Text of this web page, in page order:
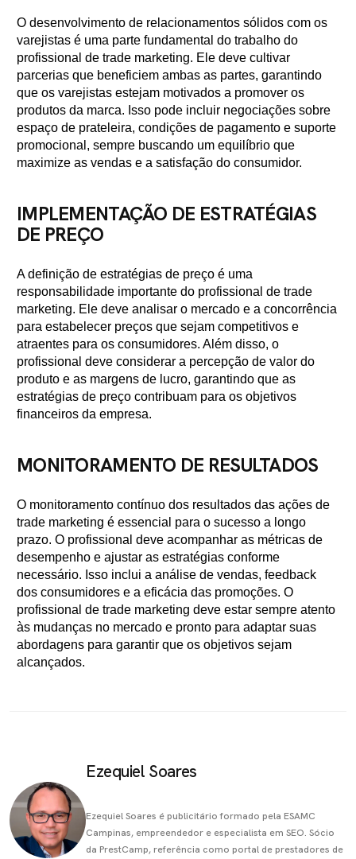
O desenvolvimento de relacionamentos sólidos com os
varejistas é uma parte fundamental do trabalho do
profissional de trade marketing. Ele deve cultivar
parcerias que beneficiem ambas as partes, garantindo
que os varejistas estejam motivados a promover os
produtos da marca. Isso pode incluir negociações sobre
espaço de prateleira, condições de pagamento e suporte
promocional, sempre buscando um equilíbrio que
maximize as vendas e a satisfação do consumidor.
IMPLEMENTAÇÃO DE ESTRATÉGIAS
DE PREÇO
A definição de estratégias de preço é uma
responsabilidade importante do profissional de trade
marketing. Ele deve analisar o mercado e a concorrência
para estabelecer preços que sejam competitivos e
atraentes para os consumidores. Além disso, o
profissional deve considerar a percepção de valor do
produto e as margens de lucro, garantindo que as
estratégias de preço contribuam para os objetivos
financeiros da empresa.
MONITORAMENTO DE RESULTADOS
O monitoramento contínuo dos resultados das ações de
trade marketing é essencial para o sucesso a longo
prazo. O profissional deve acompanhar as métricas de
desempenho e ajustar as estratégias conforme
necessário. Isso inclui a análise de vendas, feedback
dos consumidores e a eficácia das promoções. O
profissional de trade marketing deve estar sempre atento
às mudanças no mercado e pronto para adaptar suas
abordagens para garantir que os objetivos sejam
alcançados.
Ezequiel Soares
Ezequiel Soares é publicitário formado pela ESAMC
Campinas, empreendedor e especialista em SEO. Sócio
da PrestCamp, referência como portal de prestadores de